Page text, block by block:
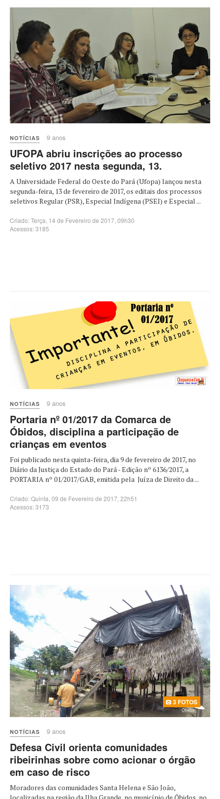
NOTÍCIAS 9 anos
UFOPA abriu inscrições ao processo
seletivo 2017 nesta segunda, 13.
A Universidade Federal do Oeste do Pará (Ufopa) lançou nesta
segunda-feira, 13 de fevereiro de 2017, os editais dos processos
seletivos Regular (PSR), Especial Indígena (PSEI) e Especial ...
Criado: Terça, 14 de Fevereiro de 2017, 09h30
Acessos: 3185
NOTÍCIAS 9 anos
Portaria nº 01/2017 da Comarca de
Óbidos, disciplina a participação de
crianças em eventos
Foi publicado nesta quinta-feira, dia 9 de fevereiro de 2017, no
Diário da Justiça do Estado do Pará - Edição nº 6136/2017, a
PORTARIA nº 01/2017/GAB, emitida pela Juíza de Direito da ...
Criado: Quinta, 09 de Fevereiro de 2017, 22h51
Acessos: 3173
3 FOTOS
NOTÍCIAS 9 anos
Defesa Civil orienta comunidades
ribeirinhas sobre como acionar o órgão
em caso de risco
Moradores das comunidades Santa Helena e São João,